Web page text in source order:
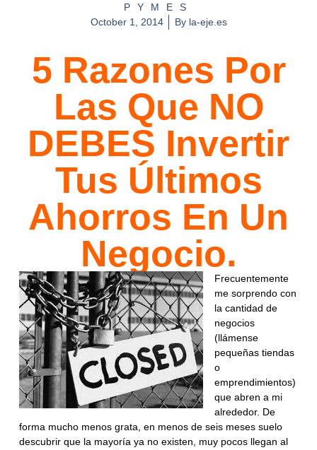
PYMES
October 1, 2014
Byla-eje.es
5 Razones Por
Las Que NO
DEBES Invertir
Tus Últimos
Ahorros En Un
Negocio.
Frecuentemente
me sorprendo con
la cantidad de
negocios
(llámense
pequeñas tiendas
o
emprendimientos)
que abren a mi
alrededor. De
forma mucho menos grata, en menos de seis meses suelo
descubrir que la mayoría ya no existen, muy pocos llegan al